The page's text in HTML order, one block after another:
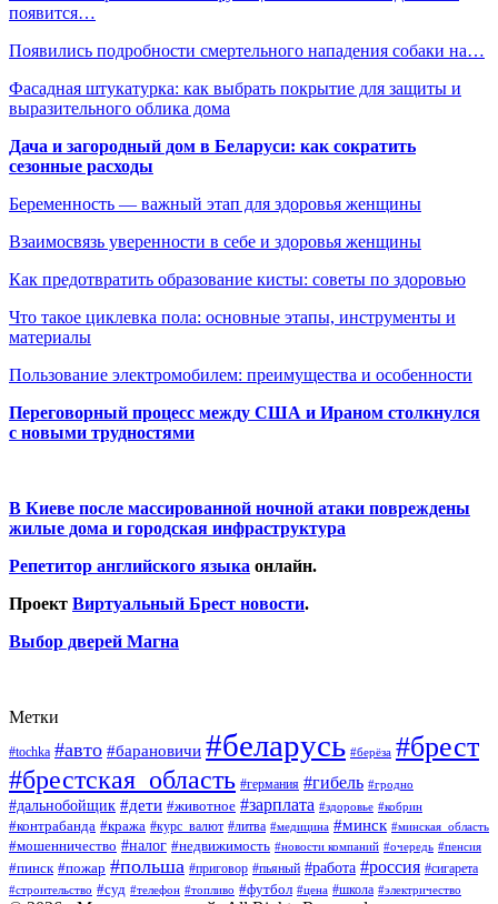
появится…
Появились подробности смертельного нападения собаки на…
Фасадная штукатурка: как выбрать покрытие для защиты и
выразительного облика дома
Дача и загородный дом в Беларуси: как сократить
сезонные расходы
Беременность — важный этап для здоровья женщины
Взаимосвязь уверенности в себе и здоровья женщины
Как предотвратить образование кисты: советы по здоровью
Что такое циклевка пола: основные этапы, инструменты и
материалы
Пользование электромобилем: преимущества и особенности
Переговорный процесс между США и Ираном столкнулся
с новыми трудностями
В Киеве после массированной ночной атаки повреждены
жилые дома и городская инфраструктура
Репетитор английского языка онлайн.
Проект Виртуальный Брест новости.
Выбор дверей Магна
Метки
#tochka #авто #барановичи #беларусь #берёза #брест
#брестская_область #германия #гибель #гродно
#дальнобойщик #дети #животное #зарплата #здоровье #кобрин
#контрабанда #кража #курс_валют #литва #медицина #минск #минская_область
#мошенничество #налог #недвижимость #новости компаний #очередь #пенсия
#пинск #пожар #польша #приговор #пьяный #работа #россия #сигарета
#строительство #суд #телефон #топливо #футбол #цена #школа #электричество